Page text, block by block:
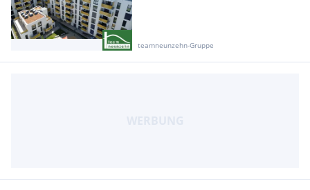
teamneunzehn-Gruppe